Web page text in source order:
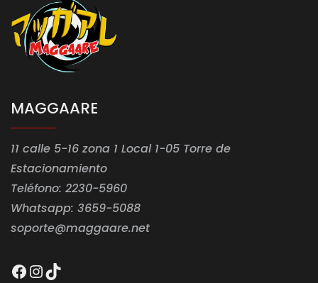
MAGGAARE
11 calle 5-16 zona 1 Local 1-05 Torre de
Estacionamiento
Teléfono: 2230-5960
Whatsapp: 3659-5088
soporte@maggaare.net
Facebook
Instagram
TikTok